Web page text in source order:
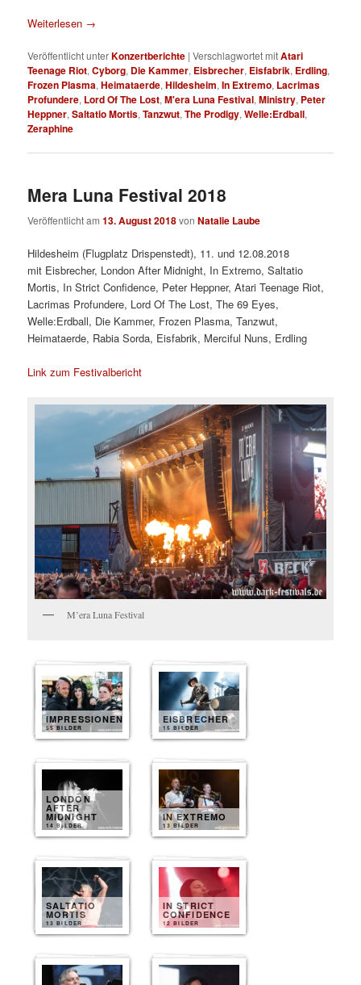
Weiterlesen →
Veröffentlicht unterKonzertberichte |Verschlagwortet mitAtari
Teenage Riot,Cyborg, Die Kammer, Eisbrecher, Eisfabrik, Erdling,
Frozen Plasma,Heimataerde,Hildesheim,In Extremo, Lacrimas
Profundere, Lord Of The Lost,M'era Luna Festival,Ministry, Peter
Heppner,Saltatio Mortis,Tanzwut,The Prodigy,Welle:Erdball,
Zeraphine
Mera Luna Festival 2018
Veröffentlicht am13. August 2018vonNatalie Laube
Hildesheim (Flugplatz Drispenstedt), 11. und 12.08.2018
mit Eisbrecher, London After Midnight, In Extremo, Saltatio
Mortis, In Strict Confidence, Peter Heppner, Atari Teenage Riot,
Lacrimas Profundere, Lord Of The Lost, The 69 Eyes,
Welle:Erdball, Die Kammer, Frozen Plasma, Tanzwut,
Heimataerde, Rabia Sorda, Eisfabrik, Merciful Nuns, Erdling
Link zum Festivalbericht
M’era Luna Festival
IMPRESSIONEN
55 BILDER
EISBRECHER
15 BILDER
LONDON
AFTER
MIDNIGHT
14 BILDER
IN EXTREMO
13 BILDER
SALTATIO
MORTIS
13 BILDER
IN STRICT
CONFIDENCE
12 BILDER